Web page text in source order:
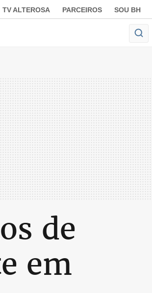
TV ALTEROSA PARCEIROS SOU BH
de
em